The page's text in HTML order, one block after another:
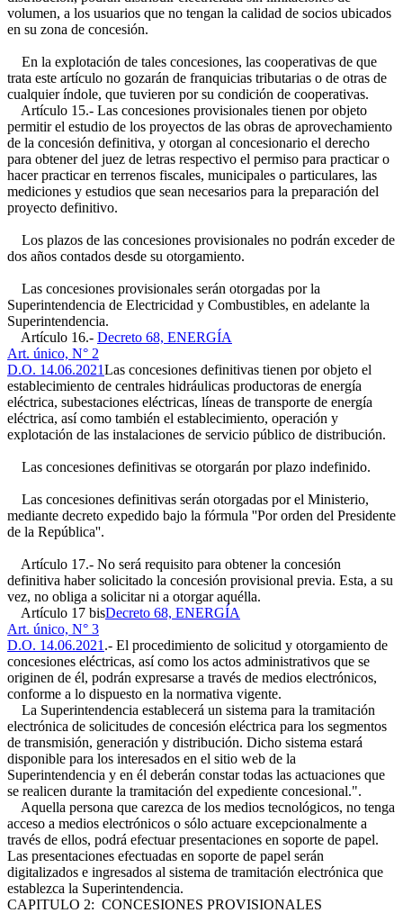
volumen, a los usuarios que no tengan la calidad de socios ubicados
en su zona de concesión.
En la explotación de tales concesiones, las cooperativas de que
trata este artículo no gozarán de franquicias tributarias o de otras de
cualquier índole, que tuvieren por su condición de cooperativas.
Artículo 15.- Las concesiones provisionales tienen por objeto
permitir el estudio de los proyectos de las obras de aprovechamiento
de la concesión definitiva, y otorgan al concesionario el derecho
para obtener del juez de letras respectivo el permiso para practicar o
hacer practicar en terrenos fiscales, municipales o particulares, las
mediciones y estudios que sean necesarios para la preparación del
proyecto definitivo.
Los plazos de las concesiones provisionales no podrán exceder de
dos años contados desde su otorgamiento.
Las concesiones provisionales serán otorgadas por la
Superintendencia de Electricidad y Combustibles, en adelante la
Superintendencia.
Artículo 16.- Decreto 68, ENERGÍA
Art. único, N° 2
D.O. 14.06.2021Las concesiones definitivas tienen por objeto el
establecimiento de centrales hidráulicas productoras de energía
eléctrica, subestaciones eléctricas, líneas de transporte de energía
eléctrica, así como también el establecimiento, operación y
explotación de las instalaciones de servicio público de distribución.
Las concesiones definitivas se otorgarán por plazo indefinido.
Las concesiones definitivas serán otorgadas por el Ministerio,
mediante decreto expedido bajo la fórmula ''Por orden del Presidente
de la República''.
Artículo 17.- No será requisito para obtener la concesión
definitiva haber solicitado la concesión provisional previa. Esta, a su
vez, no obliga a solicitar ni a otorgar aquélla.
Artículo 17 bisDecreto 68, ENERGÍA
Art. único, N° 3
D.O. 14.06.2021 .- El procedimiento de solicitud y otorgamiento de
concesiones eléctricas, así como los actos administrativos que se
originen de él, podrán expresarse a través de medios electrónicos,
conforme a lo dispuesto en la normativa vigente.
La Superintendencia establecerá un sistema para la tramitación
electrónica de solicitudes de concesión eléctrica para los segmentos
de transmisión, generación y distribución. Dicho sistema estará
disponible para los interesados en el sitio web de la
Superintendencia y en él deberán constar todas las actuaciones que
se realicen durante la tramitación del expediente concesional.".
Aquella persona que carezca de los medios tecnológicos, no tenga
acceso a medios electrónicos o sólo actuare excepcionalmente a
través de ellos, podrá efectuar presentaciones en soporte de papel.
Las presentaciones efectuadas en soporte de papel serán
digitalizados e ingresados al sistema de tramitación electrónica que
establezca la Superintendencia.
CAPITULO 2: CONCESIONES PROVISIONALES